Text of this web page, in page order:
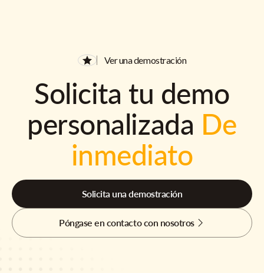
Ver una demostración
Solicita tu demo
personalizada De
inmediato
Solicita una demostración
Póngase en contacto con nosotros